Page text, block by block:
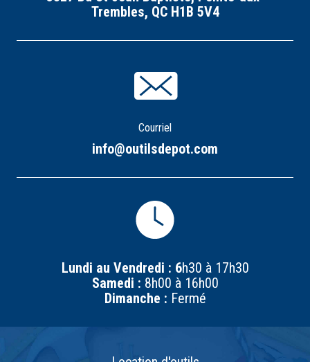
Trembles, QC H1B 5V4
Courriel
info@outilsdepot.com
Lundi au Vendredi : 6h30 à 17h30
Samedi : 8h00 à 16h00
Dimanche : Fermé